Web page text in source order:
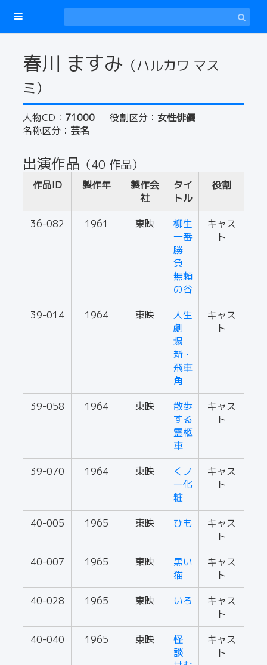
春川 ますみ （ハルカワ マス
ミ）
人物CD： 71000 役割区分： 女性俳優
名称区分： 芸名
出演作品 （40 作品）
作品ID 製作年
製作会
社
タイ
トル
役割
36-082 1961 東映
柳生
一番
勝
負
無頼
の谷
キャス
ト
39-014 1964 東映
人生
劇
場
新・
飛車
角
キャス
ト
39-058 1964 東映
散歩
する
霊柩
車
キャス
ト
39-070 1964 東映
くノ
一化
粧
キャス
ト
40-005 1965 東映 ひも
キャス
ト
40-007
1965 東映
黒い
猫
キャス
ト
40-028
1965 東映 いろ
キャス
ト
40-040
1965 東映
怪
談
キャス
ト